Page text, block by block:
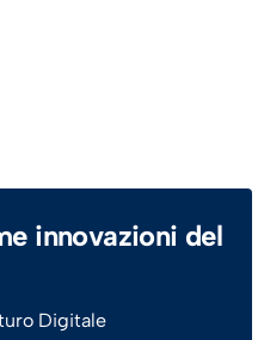
innovazioni del
Digitale